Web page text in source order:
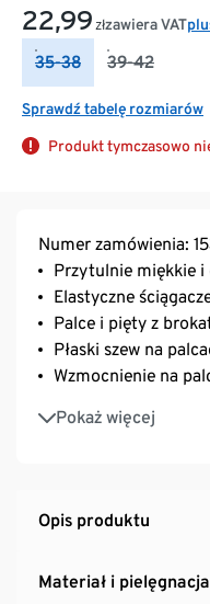
22,99 złzawiera VAT
35-38 39-42
Sprawdź tabelę rozmiarów
Produkt tymczasowo
Numer zamówienia:
Przytulnie miękkie i
Elastyczne
Palce i pięty z
Płaski szew na
Wzmocnienie na
Pokaż więcej
Z zawartością
doskonale leży,
Opis produktu
Materiał i pielęgnacja